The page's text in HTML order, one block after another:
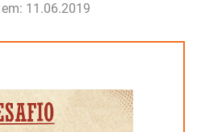
11.06.2019